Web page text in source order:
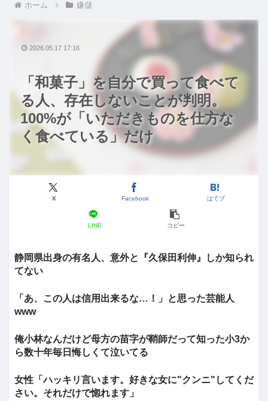
ホーム 嫌儲
「和菓子」を自分で買って食べて
る人、存在しないことが判明。
100%が「いただきものを仕方な
く食べている」だけ
X Facebook はてブ
LINE コピー
2026.05.17 17:16
静岡県出身の有名人、意外と『久保田利伸』しか知られ
てない
「あ、この人は信用出来るな…！」と思った芸能人
www
俺小林なんだけど母方の苗字が鞘師だって知った小3か
ら数十年毎日悔しくて泣いてる
女性「ハッキリ言います。好きな女に"クンニ"してくだ
さい。それだけで惚れます」